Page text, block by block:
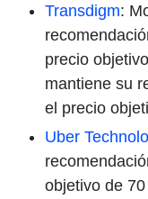
Transdigm:
precio
mantiene su
el precio
Uber
objetivo de